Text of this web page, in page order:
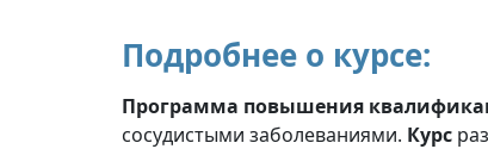
Подробнее о курсе:
Программа повышения
сосудистыми заболеваниями. Курс